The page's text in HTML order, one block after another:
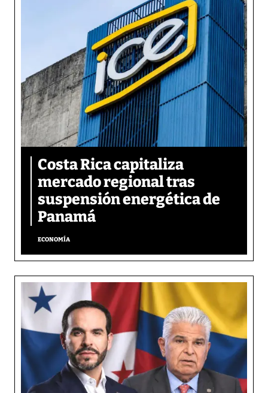
Costa Rica capitaliza
mercado regional tras
suspensión energética de
Panamá
ECONOMÍA